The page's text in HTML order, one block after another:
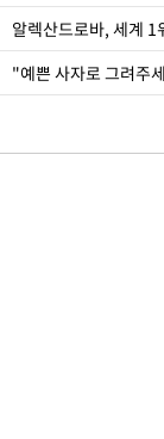
알렉산드로바, 세계 1
"예쁜 사자로 그려주